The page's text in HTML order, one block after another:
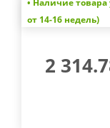
от 14-16 недель)
2